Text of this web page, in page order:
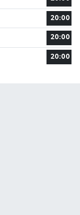
20:00
20:00
20:00